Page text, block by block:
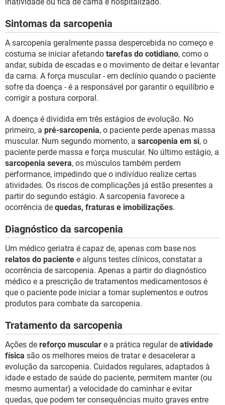
Sintomas da sarcopenia
A sarcopenia geralmente passa despercebida no começo e
costuma se iniciar afetando tarefas do cotidiano, como o
andar, subida de escadas e o movimento de deitar e levantar
da cama. A força muscular - em declínio quando o paciente
sofre da doença - é a responsável por garantir o equilíbrio e
corrigir a postura corporal.
A doença é dividida em três estágios de evolução. No
primeiro, a pré-sarcopenia, o paciente perde apenas massa
muscular. Num segundo momento, a sarcopenia em si, o
paciente perde massa e força muscular. No último estágio, a
sarcopenia severa, os músculos também perdem
performance, impedindo que o indivíduo realize certas
atividades. Os riscos de complicações já estão presentes a
partir do segundo estágio. A sarcopenia favorece a
ocorrência de quedas, fraturas e imobilizações.
Diagnóstico da sarcopenia
Um médico geriatra é capaz de, apenas com base nos
relatos do paciente e alguns testes clínicos, constatar a
ocorrência de sarcopenia. Apenas a partir do diagnóstico
médico e a prescrição de tratamentos medicamentosos é
que o paciente pode iniciar a tomar suplementos e outros
produtos para combate da sarcopenia.
Tratamento da sarcopenia
Ações de reforço muscular e a prática regular de atividade
física são os melhores meios de tratar e desacelerar a
evolução da sarcopenia. Cuidados regulares, adaptados à
idade e estado de saúde do paciente, permitem manter (ou
mesmo aumentar) a velocidade do caminhar e evitar
quedas, que podem ter consequências muito graves entre